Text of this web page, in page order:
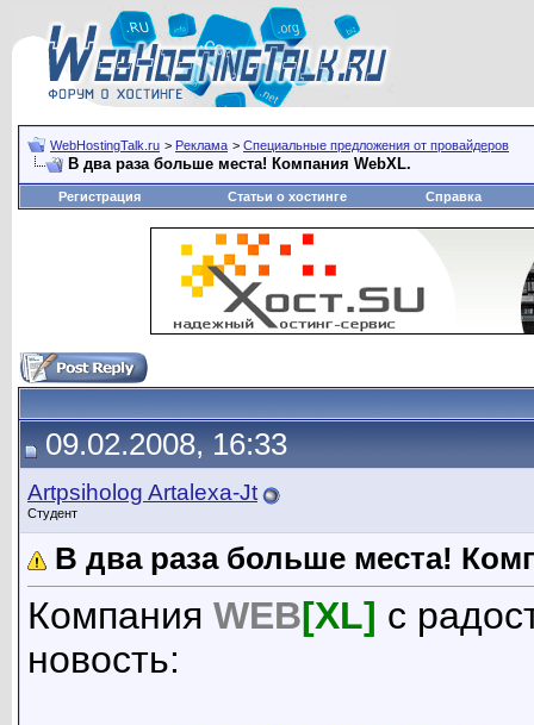
WebHostingTalk.ru > Реклама > Специальные предложения от провайдеров
В два раза больше места! Компания WebXL.
Регистрация Статьи о хостинге Справка
09.02.2008, 16:33
Artpsiholog Artalexa-Jt
Студент
В два раза больше места!
Компания WEB[XL] c
новость: